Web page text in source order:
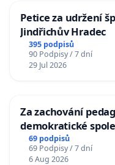
Petice za udržení
Jindřichův Hradec
395 podpisů
90 Podpisy / 7 dní
29 Jul 2026
Za zachování
demokratické
69 podpisů
69 Podpisy / 7 dní
6 Aug 2026